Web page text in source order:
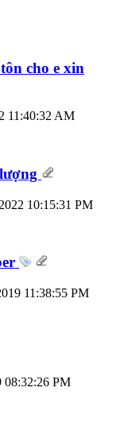
cho e xin
11:40:32 AM
10:15:31 PM
11:38:55 PM
08:32:26 PM